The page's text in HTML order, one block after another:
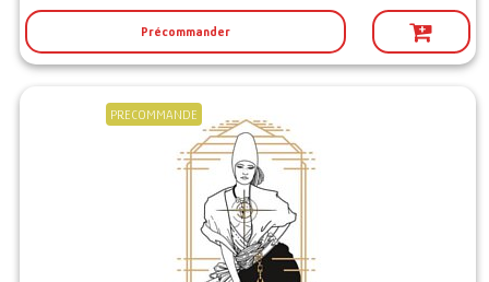
Précommander
PRECOMMANDE